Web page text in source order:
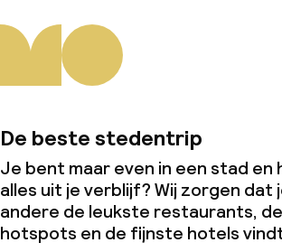
De beste stedentrip
Je bent maar even in een stad en
alles uit je verblijf? Wij zorgen dat
andere de leukste restaurants,
hotspots en de fijnste hotels